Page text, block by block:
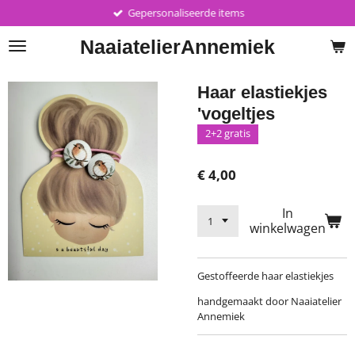
direct
naar
NaaiatelierAnnemiek
Gepersonaliseerde items
Haar elastiekjes
'vogeltjes
2+2 gratis
€ 4,00
In
winkelwagen
Gestoffeerde haar elastiekjes
handgemaakt door Naaiatelier
Annemiek